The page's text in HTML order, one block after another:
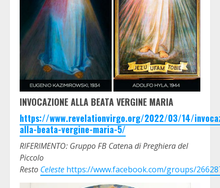
INVOCAZIONE ALLA BEATA VERGINE MARIA
https://www.revelationvirgo.org/2022/03/14/
alla-beata-vergine-maria-5/
RIFERIMENTO: Gruppo FB Catena di Preghiera del
Piccolo
Resto Celeste https://www.facebook.com/groups/